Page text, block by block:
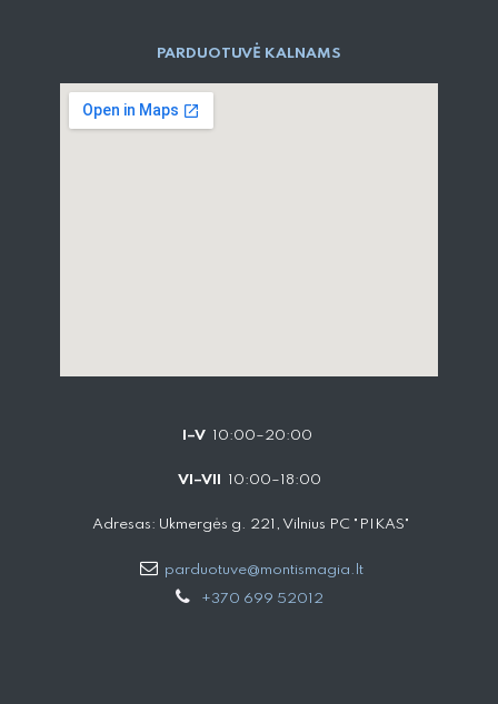
PARD​UOTUVĖ​ KALNAMS
I–V 10:00–20:00
VI–VII 10:00–18:00
Adresas: Ukmergės g. 221, Vilnius PC "PIKAS"
parduotuve@montismagia.lt
+370 699 52012